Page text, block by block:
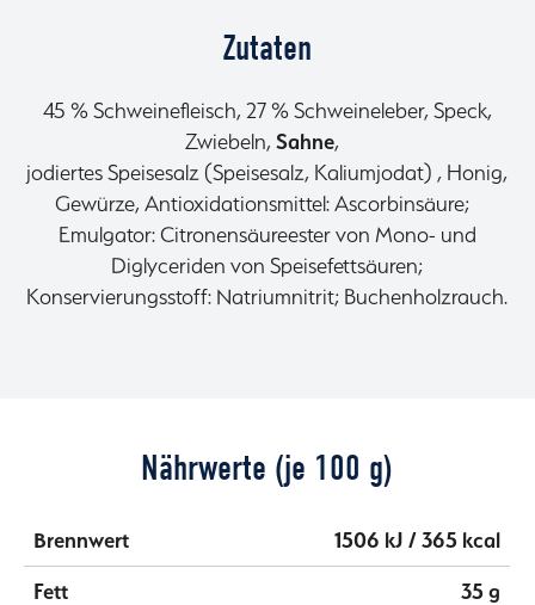
Zutaten
45 % Schweinefleisch, 27 % Schweineleber, Speck,
Zwiebeln, Sahne,
jodiertes Speisesalz (Speisesalz, Kaliumjodat) , Honig,
Gewürze, Antioxidationsmittel: Ascorbinsäure;
Emulgator: Citronensäureester von Mono- und
Diglyceriden von Speisefettsäuren;
Konservierungsstoff: Natriumnitrit; Buchenholzrauch.
Nährwerte (je 100 g)
Brennwert 1506 kJ / 365 kcal
Fett 35 g